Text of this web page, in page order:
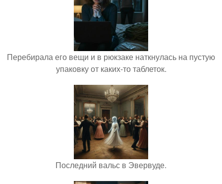
Перебирала его вещи и в рюкзаке наткнулась на пустую
упаковку от каких-то таблеток.
Последний вальс в Эвервуде.